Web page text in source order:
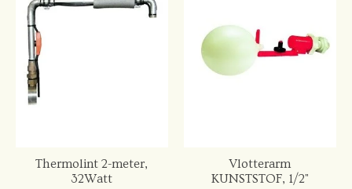
Thermolint 2-meter,
32Watt
Vlotterarm
KUNSTSTOF, 1/2"